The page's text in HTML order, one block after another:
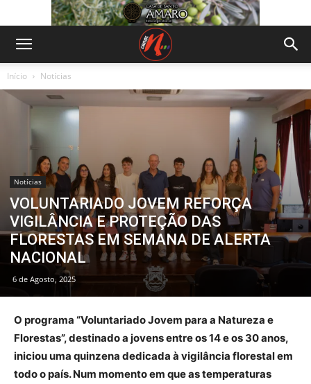
Início Notícias
Notícias
VOLUNTARIADO JOVEM REFORÇA
VIGILÂNCIA E PROTEÇÃO DAS
FLORESTAS EM SEMANA DE ALERTA
NACIONAL
6 de Agosto, 2025
O programa “Voluntariado Jovem para a Natureza e
Florestas”, destinado a jovens entre os 14 e os 30 anos,
iniciou uma quinzena dedicada à vigilância florestal em
todo o país. Num momento em que as temperaturas